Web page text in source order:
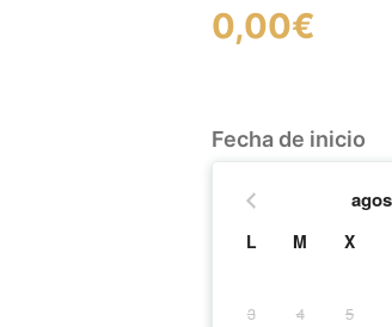
0,00€
Fecha de inicio
L M X
3
4 5